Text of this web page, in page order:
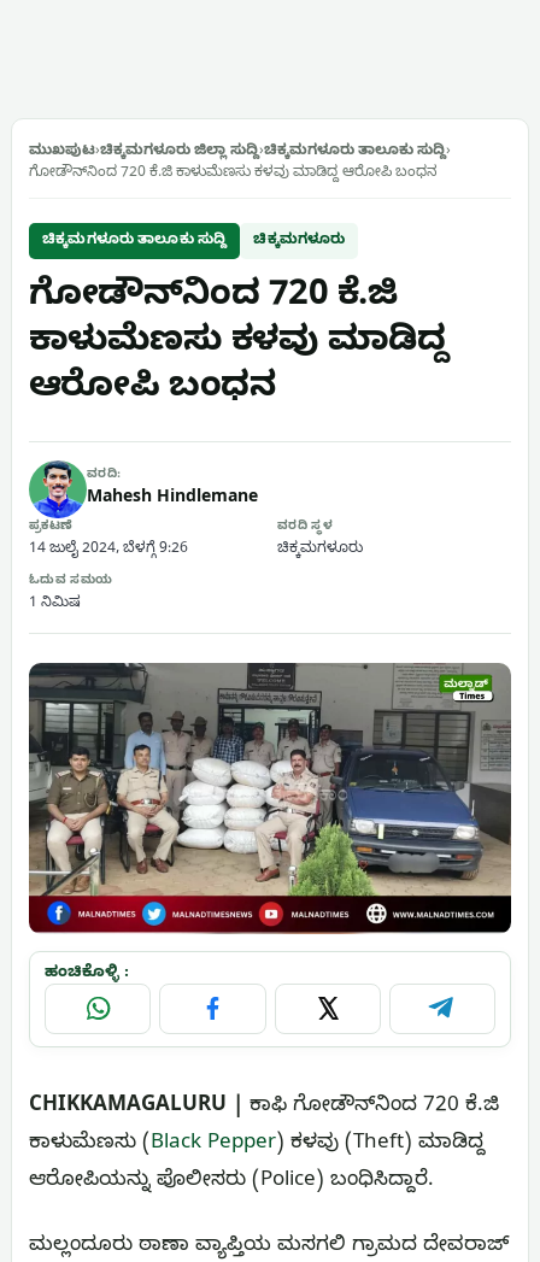
ಮುಖಪುಟ›ಚಿಕ್ಕಮಗಳೂರು ಜಿಲ್ಲಾ ಸುದ್ದಿ›ಚಿಕ್ಕಮಗಳೂರು ತಾಲೂಕು ಸುದ್ದಿ›
ಗೋಡೌನ್‌ನಿಂದ 720 ಕೆ.ಜಿ ಕಾಳುಮೆಣಸು ಕಳವು ಮಾಡಿದ್ದ ಆರೋಪಿ ಬಂಧನ
ಚಿಕ್ಕಮಗಳೂರು ತಾಲೂಕು ಸುದ್ದಿ ಚಿಕ್ಕಮಗಳೂರು
ಗೋಡೌನ್‌ನಿಂದ 720 ಕೆ.ಜಿ
ಕಾಳುಮೆಣಸು ಕಳವು ಮಾಡಿದ್ದ
ಆರೋಪಿ ಬಂಧನ
ವರದಿ:
Mahesh Hindlemane
ಪ್ರಕಟಣೆ
14 ಜುಲೈ 2024, ಬೆಳಗ್ಗೆ 9:26
ವರದಿ ಸ್ಥಳ
ಚಿಕ್ಕಮಗಳೂರು
ಓದುವ ಸಮಯ
1 ನಿಮಿಷ
ಹಂಚಿಕೊಳ್ಳಿ :
WhatsApp Facebook X Telegram
CHIKKAMAGALURU |
ಕಾಫಿ ಗೋಡೌನ್‌ನಿಂದ 720 ಕೆ.ಜಿ
ಕಾಳುಮೆಣಸು (Black Pepper) ಕಳವು (Theft) ಮಾಡಿದ್ದ
ಆರೋಪಿಯನ್ನು ಪೊಲೀಸರು (Police) ಬಂಧಿಸಿದ್ದಾರೆ.
ಮಲ್ಲಂದೂರು ಠಾಣಾ ವ್ಯಾಪ್ತಿಯ ಮಸಗಲಿ ಗ್ರಾಮದ ದೇವರಾಜ್